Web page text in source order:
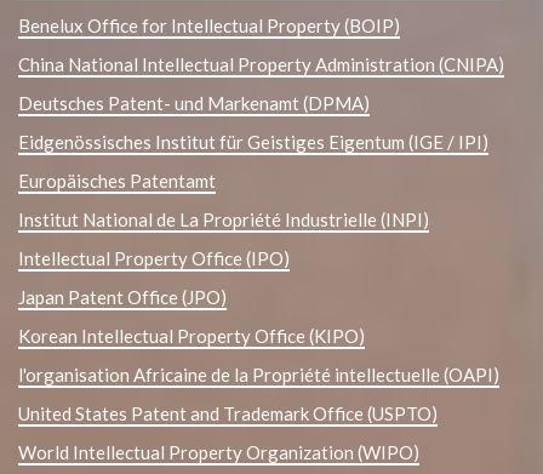
Benelux Office for Intellectual Property (BOIP)
China National Intellectual Property Administration (CNIPA)
Deutsches Patent- und Markenamt (DPMA)
Eidgenössisches Institut für Geistiges Eigentum (IGE / IPI)
Europäisches Patentamt
Institut National de La Propriété Industrielle (INPI)
Intellectual Property Office (IPO)
Japan Patent Office (JPO)
Korean Intellectual Property Office (KIPO)
l'organisation Africaine de la Propriété intellectuelle (OAPI)
United States Patent and Trademark Office (USPTO)
World Intellectual Property Organization (WIPO)